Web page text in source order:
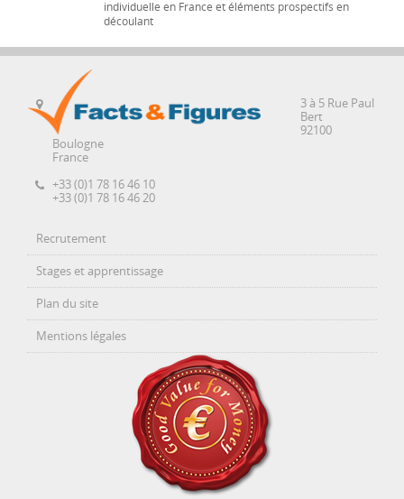
individuelle en France et éléments prospectifs en
découlant
3 à 5 Rue Paul
Bert
92100
Boulogne
France
+33 (0)1 78 16 46 10
+33 (0)1 78 16 46 20
Recrutement
Stages et apprentissage
Plan du site
Mentions légales